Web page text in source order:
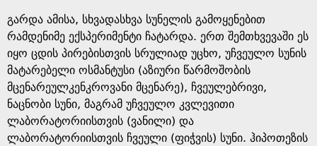
გარდა ამისა, სხვადასხვა სუნელის გამოყენებით
რამდენიმე ექსპერიმენტი ჩატარდა. ერთ შემთხვევაში ეს
იყო ცდის პირებისთვის სრულიად უცხო, უჩვეულო სუნის
მატარებელი ოსმანტუსი (აზიური წარმოშობის
მცენარეულკენკროვანი მცენარე), ჩვეულებრივი,
ნაცნობი სუნი, მაგრამ უჩვეულო კვლევითი
ლაბორატორიისთვის (ვანილი) და
ლაბორატორიისთვის ჩვეული (ფიჭვის) სუნი. ჰიპოთეზის